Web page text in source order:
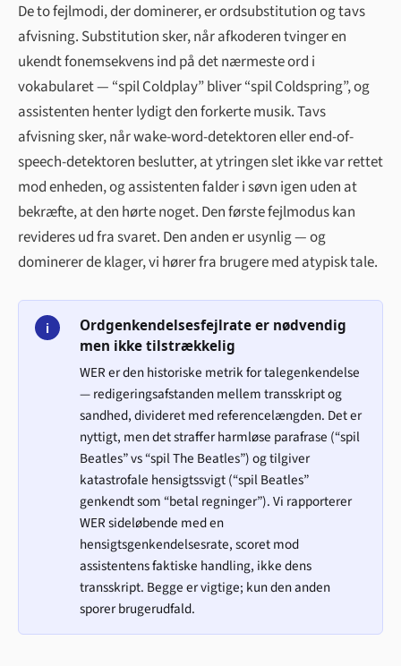
De to fejlmodi, der dominerer, er ordsub­stitution og tavs
afvisning. Substitution sker, når afkoderen tvinger en
ukendt fonemsekvens ind på det nærmeste ord i
vokabularet — “spil Coldplay” bliver “spil Coldspring”, og
assistenten henter lydigt den forkerte musik. Tavs
afvisning sker, når wake-word-detektoren eller end-of-
speech-detektoren beslutter, at ytringen slet ikke var rettet
mod enheden, og assistenten falder i søvn igen uden at
bekræfte, at den hørte noget. Den første fejlmodus kan
revideres ud fra svaret. Den anden er usynlig — og
dominerer de klager, vi hører fra brugere med atypisk tale.
i
Ordgenkendelsesfejlrate er nødvendig
men ikke tilstrækkelig
WER er den historiske metrik for talegenkendelse
— redigeringsafstanden mellem transskript og
sandhed, divideret med referencelængden. Det er
nyttigt, men det straffer harmløse parafrase (“spil
Beatles” vs “spil The Beatles”) og tilgiver
katastrofale hensigtssvigt (“spil Beatles”
genkendt som “betal regninger”). Vi rapporterer
WER sideløbende med en
hensigtsgenkendelsesr­ate, scoret mod
assistentens faktiske handling, ikke dens
transskript. Begge er vigtige; kun den anden
sporer brugerudfald.